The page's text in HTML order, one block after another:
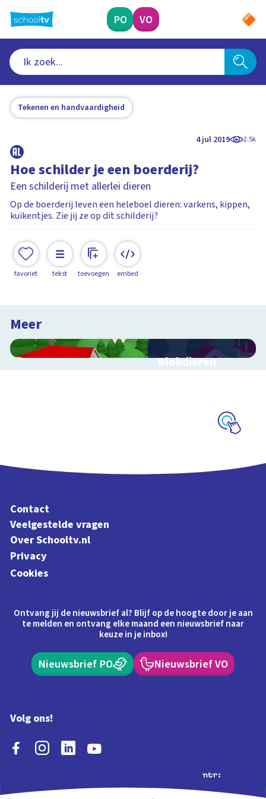
naar
hoofdinhoud
PO VO
Tekenen en handvaardigheid
4 jul 2019 2.5k
Hoe schilder je een boerderij?
Een schilderij met allerlei dieren
Op de boerderij leven een heleboel dieren: varkens, kippen,
kuikentjes. Zie jij ze op dit schilderij?
favoriet tekst toevoegen embed
Meer
Blokdieren
Interactieve
Contact
Veelgestelde vragen
Over Schooltv.nl
Privacy
Cookies
Ontvang jij de nieuwsbrief al? Blijf op de hoogte door je aan
te melden en ontvang elke maand een nieuwsbrief naar
keuze in je inbox!
Nieuwsbrief PO Nieuwsbrief VO
Volg ons!